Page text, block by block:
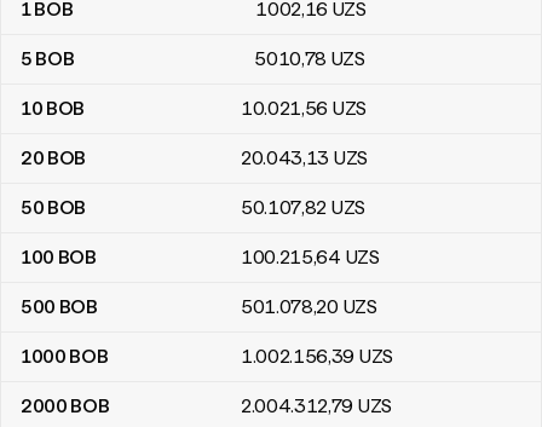
1BOB 1002,16 UZS
5 BOB 5010,78 UZS
10 BOB 10.021,56 UZS
20 BOB 20.043,13 UZS
50 BOB 50.107,82 UZS
100 BOB 100.215,64 UZS
500 BOB 501.078,20 UZS
1000 BOB 1.002.156,39 UZS
2000 BOB 2.004.312,79 UZS